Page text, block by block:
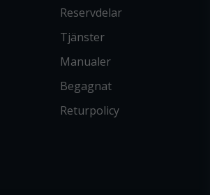
Reservdelar
Tjänster
Manualer
Begagnat
Returpolicy